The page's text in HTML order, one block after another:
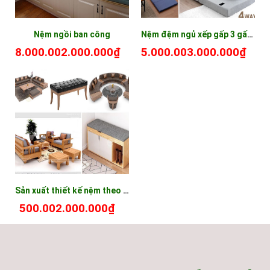
Nệm ngồi ban công
8.000.002.000.000₫
Nệm đệm ngủ xếp gấp 3 gấp 4 gấp gọn
5.000.003.000.000₫
Sản xuất thiết kế nệm theo yêu cầu
500.002.000.000₫